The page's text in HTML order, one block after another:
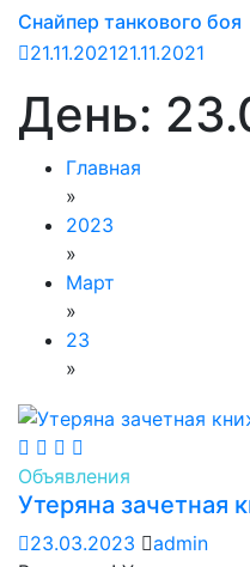
Снайпер танкового боя
21.11.202121.11.2021
День:
Главная
»
2023
»
Март
»
23
»
Объявления
Утеряна зачетная
23.03.2023
admin